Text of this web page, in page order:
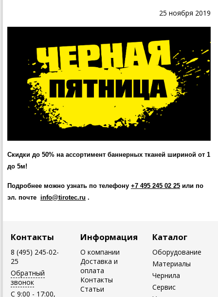
25 ноября 2019
Скидки до 50% на ассортимент баннерных тканей шириной от 1
до 5м!
Подробнее можно узнать по телефону +7 495 245 02 25 или по
эл. почте info@tirotec.ru .
Контакты
8 (495) 245-02-
25
Обратный
звонок
C 9:00 - 17:00,
Информация
О компании
Доставка и
оплата
Контакты
Статьи
Каталог
Оборудование
Материалы
Чернила
Сервис